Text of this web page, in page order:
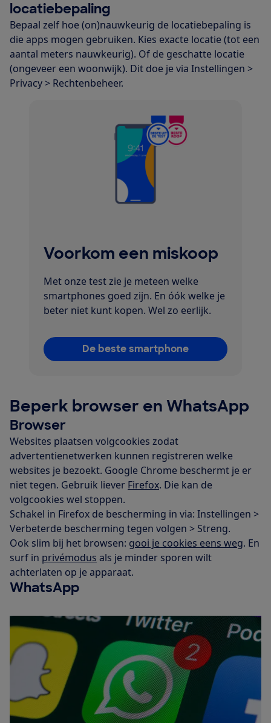
locatiebepaling
Bepaal zelf hoe (on)nauwkeurig de locatiebepaling is
die apps mogen gebruiken. Kies exacte locatie (tot een
aantal meters nauwkeurig). Of de geschatte locatie
(ongeveer een woonwijk). Dit doe je via Instellingen >
Privacy > Rechtenbeheer.
Voorkom een miskoop
Met onze test zie je meteen welke
smartphones goed zijn. En óók welke je
beter niet kunt kopen. Wel zo eerlijk.
De beste smartphone
Beperk browser en WhatsApp
Browser
Websites plaatsen volgcookies zodat
advertentienetwerken kunnen registreren welke
websites je bezoekt. Google Chrome beschermt je er
niet tegen. Gebruik liever Firefox. Die kan de
volgcookies wel stoppen.
Schakel in Firefox de bescherming in via: Instellingen >
Verbeterde bescherming tegen volgen > Streng.
Ook slim bij het browsen: gooi je cookies eens weg. En
surf in privémodus als je minder sporen wilt
achterlaten op je apparaat.
WhatsApp